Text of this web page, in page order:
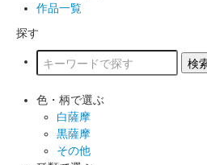
作品一覧
探す
色・柄で選ぶ
白薩摩
黒薩摩
その他